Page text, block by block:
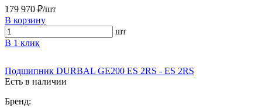
179 970 ₽/шт
В корзину
шт
В 1 клик
Подшипник DURBAL GE200 ES 2RS - ES 2RS
Есть в наличии
Бренд: